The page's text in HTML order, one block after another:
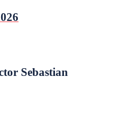
Sebastian